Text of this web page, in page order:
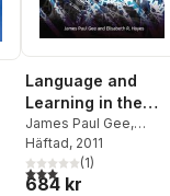
Language and
Learning in the
Digital Age
James Paul Gee,
Elisabeth R. Hayes
Häftad, 2011
3,0utav 5 stjärnor.
(1)
684 kr